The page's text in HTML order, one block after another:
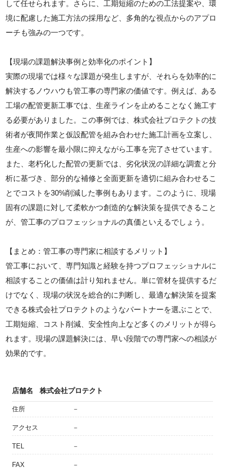
して任せられます。さらに、工期短縮のための工法提案や、環
境に配慮した施工方法の採用など、多角的な視点からのアプロ
ーチも強みの一つです。
【現場の課題解決事例と効率化のポイント】
実際の現場では様々な課題が発生しますが、それらを効率的に
解決するノウハウも管工事の専門家の価値です。例えば、ある
工場の配管更新工事では、生産ラインを止めることなく施工す
る必要がありました。この事例では、株式会社プロテクトの技
術者が夜間作業と仮設配管を組み合わせた施工計画を立案し、
生産への影響を最小限に抑えながら工事を完了させています。
また、老朽化した配管の更新では、劣化状況の詳細な調査と分
析に基づき、部分的な補修と全面更新を適切に組み合わせるこ
とでコストを30%削減した事例もあります。このように、現場
固有の課題に対して柔軟かつ創造的な解決策を提供できること
が、管工事のプロフェッショナルの真価といえるでしょう。
【まとめ：管工事の専門家に相談するメリット】
管工事において、専門知識と経験を持つプロフェッショナルに
相談することの価値は計り知れません。単に管材を提供するだ
けでなく、現場の状況を総合的に判断し、最適な解決策を提案
できる株式会社プロテクトのようなパートナーを選ぶことで、
工期短縮、コスト削減、安全性向上など多くのメリットが得ら
れます。現場の課題解決には、早い段階での専門家への相談が
効果的です。
店舗名 株式会社プロテクト
住所 －
アクセス －
TEL －
FAX －